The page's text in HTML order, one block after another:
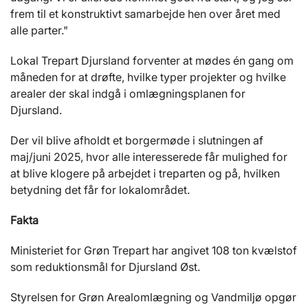
frem til et konstruktivt samarbejde hen over året med
alle parter."
Lokal Trepart Djursland forventer at mødes én gang om
måneden for at drøfte, hvilke typer projekter og hvilke
arealer der skal indgå i omlægningsplanen for
Djursland.
Der vil blive afholdt et borgermøde i slutningen af
maj/juni 2025, hvor alle interesserede får mulighed for
at blive klogere på arbejdet i treparten og på, hvilken
betydning det får for lokalområdet.
Fakta
Ministeriet for Grøn Trepart har angivet 108 ton kvælstof
som reduktionsmål for Djursland Øst.
Styrelsen for Grøn Arealomlægning og Vandmiljø opgør